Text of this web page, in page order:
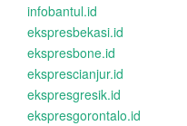
infobantul.id
ekspresbekasi.id
ekspresbone.id
eksprescianjur.id
ekspresgresik.id
ekspresgorontalo.id